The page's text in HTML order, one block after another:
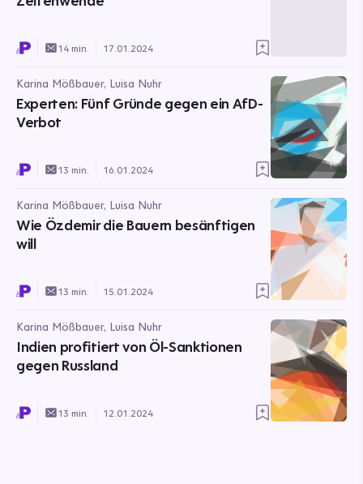
14 min. 17.01.2024
Karina Mößbauer, Luisa Nuhr
Experten: Fünf Gründe gegen ein AfD-
Verbot
13 min. 16.01.2024
Karina Mößbauer, Luisa Nuhr
Wie Özdemir die Bauern besänftigen
will
13 min. 15.01.2024
Karina Mößbauer, Luisa Nuhr
Indien profitiert von Öl-Sanktionen
gegen Russland
13 min. 12.01.2024